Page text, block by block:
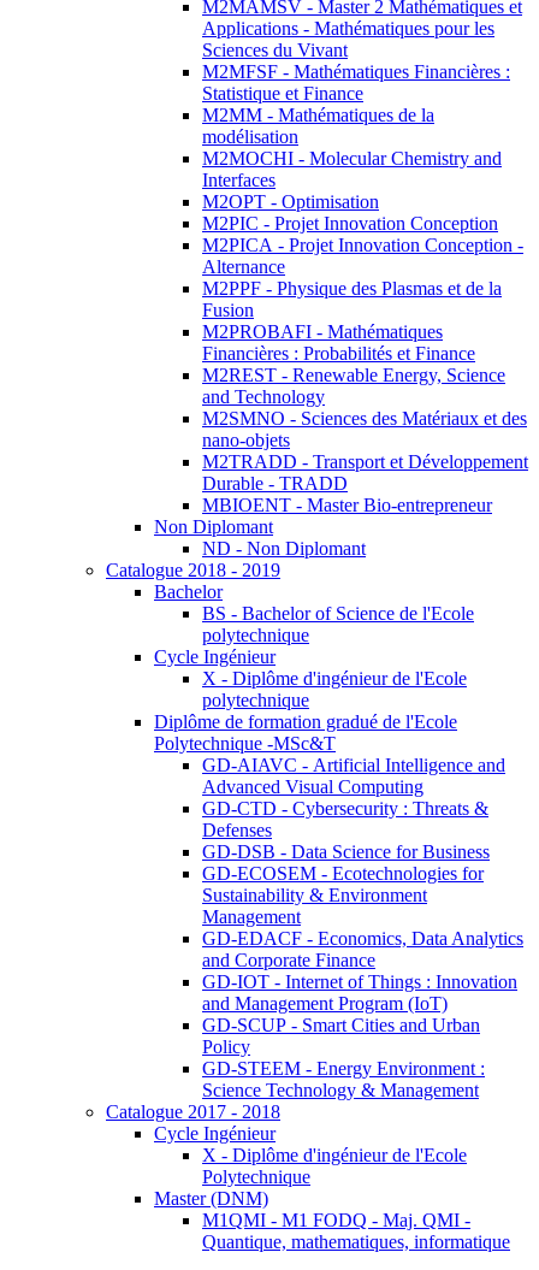
M2MAMSV - Master 2 Mathématiques et
Applications - Mathématiques pour les
Sciences du Vivant
M2MFSF - Mathématiques Financières :
Statistique et Finance
M2MM - Mathématiques de la
modélisation
M2MOCHI - Molecular Chemistry and
Interfaces
M2OPT - Optimisation
M2PIC - Projet Innovation Conception
M2PICA - Projet Innovation Conception -
Alternance
M2PPF - Physique des Plasmas et de la
Fusion
M2PROBAFI - Mathématiques
Financières : Probabilités et Finance
M2REST - Renewable Energy, Science
and Technology
M2SMNO - Sciences des Matériaux et des
nano-objets
M2TRADD - Transport et Développement
Durable - TRADD
MBIOENT - Master Bio-entrepreneur
Non Diplomant
ND - Non Diplomant
Catalogue 2018 - 2019
Bachelor
BS - Bachelor of Science de l'Ecole
polytechnique
Cycle Ingénieur
X - Diplôme d'ingénieur de l'Ecole
polytechnique
Diplôme de formation gradué de l'Ecole
Polytechnique -MSc&T
GD-AIAVC - Artificial Intelligence and
Advanced Visual Computing
GD-CTD - Cybersecurity : Threats &
Defenses
GD-DSB - Data Science for Business
GD-ECOSEM - Ecotechnologies for
Sustainability & Environment
Management
GD-EDACF - Economics, Data Analytics
and Corporate Finance
GD-IOT - Internet of Things : Innovation
and Management Program (IoT)
GD-SCUP - Smart Cities and Urban
Policy
GD-STEEM - Energy Environment :
Science Technology & Management
Catalogue 2017 - 2018
Cycle Ingénieur
X - Diplôme d'ingénieur de l'Ecole
Polytechnique
Master (DNM)
M1QMI - M1 FODQ - Maj. QMI -
Quantique, mathematiques, informatique